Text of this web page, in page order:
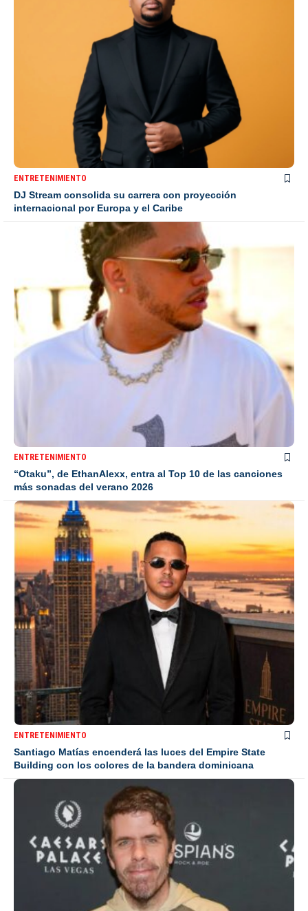
ENTRETENIMIENTO
DJ Stream consolida su carrera con proyección
internacional por Europa y el Caribe
ENTRETENIMIENTO
“Otaku”, de EthanAlexx, entra al Top 10 de las canciones
más sonadas del verano 2026
ENTRETENIMIENTO
Santiago Matías encenderá las luces del Empire State
Building con los colores de la bandera dominicana